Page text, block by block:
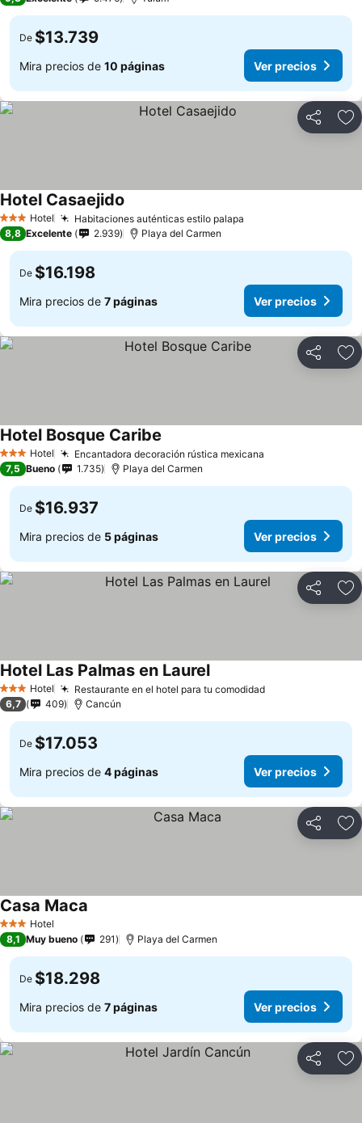
De $13.739
Mira precios de 10 páginas Ver precios
Compartir
3 Estrellas
Hotel Habitaciones auténticas estilo palapa
Hotel Casaejido
8,8 Excelente 2.939 Playa del Carmen
De $16.198
Mira precios de 7 páginas Ver precios
Compartir
3 Estrellas
Hotel Encantadora decoración rústica mexicana
Hotel Bosque Caribe
7,5 Bueno 1.735 Playa del Carmen
De $16.937
Mira precios de 5 páginas Ver precios
Compartir
3 Estrellas
Hotel Restaurante en el hotel para tu comodidad
Hotel Las Palmas en Laurel
6,7 409 Cancún
De $17.053
Mira precios de 4 páginas Ver precios
Compartir
3 Estrellas
Hotel
Casa Maca
8,1 Muy bueno 291 Playa del Carmen
De $18.298
Mira precios de 7 páginas Ver precios
Compartir